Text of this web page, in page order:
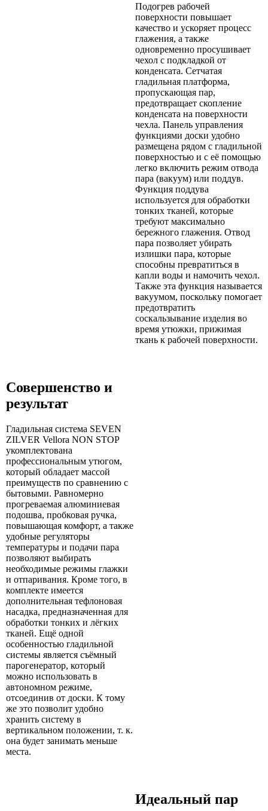
Подогрев рабочей
поверхности повышает
качество и ускоряет процесс
глажения, а также
одновременно просушивает
чехол с подкладкой от
конденсата. Сетчатая
гладильная платформа,
пропускающая пар,
предотвращает скопление
конденсата на поверхности
чехла. Панель управления
функциями доски удобно
размещена рядом с гладильной
поверхностью и с её помощью
легко включить режим отвода
пара (вакуум) или поддув.
Функция поддува
используется для обработки
тонких тканей, которые
требуют максимально
бережного глажения. Отвод
пара позволяет убирать
излишки пара, которые
способны превратиться в
капли воды и намочить чехол.
Также эта функция называется
вакуумом, поскольку помогает
предотвратить
соскальзывание изделия во
время утюжки, прижимая
ткань к рабочей поверхности.
Совершенство и
результат
Гладильная система SEVEN
ZILVER Vellora NON STOP
укомплектована
профессиональным утюгом,
который обладает массой
преимуществ по сравнению с
бытовыми. Равномерно
прогреваемая алюминиевая
подошва, пробковая ручка,
повышающая комфорт, а также
удобные регуляторы
температуры и подачи пара
позволяют выбирать
необходимые режимы глажки
и отпаривания. Кроме того, в
комплекте имеется
дополнительная тефлоновая
насадка, предназначенная для
обработки тонких и лёгких
тканей. Ещё одной
особенностью гладильной
системы является съёмный
парогенератор, который
можно использовать в
автономном режиме,
отсоединив от доски. К тому
же это позволит удобно
хранить систему в
вертикальном положении, т. к.
она будет занимать меньше
места.
Идеальный пар